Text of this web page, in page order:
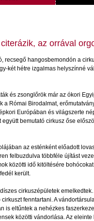
az orrával
, recsegő hangosbemondón a
két hétre izgalmas helyszínné
és zsonglőrök már az ókori
a Római Birodalmat,
Európában és világszerte
együtt bemutató cirkusz őse
az esténként előadott
felbuzdulva többféle újítást
közötti idő kitöltésére
került.
cirkuszépületek emelkedtek.
fenntartani. A
is eltűntek a nehézkes
közötti vándorlása. Az